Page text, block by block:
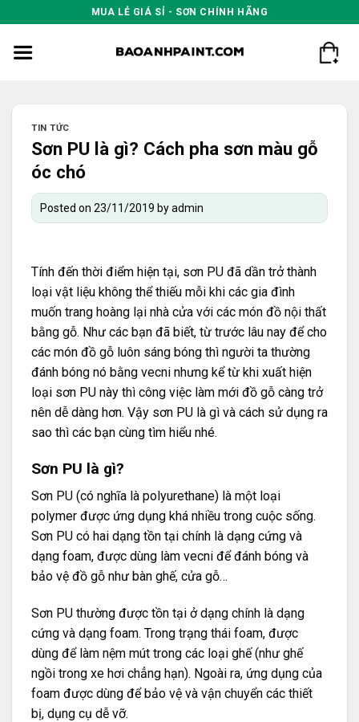
to
content
MUA LẺ GIÁ SỈ - SƠN CHÍNH HÃNG
TIN TỨC
Sơn PU là gì? Cách pha sơn màu gỗ
óc chó
Posted on 23/11/2019 byadmin
Tính đến thời điểm hiện tại, sơn PU đã dần trở thành
loại vật liệu không thể thiếu mỗi khi các gia đình
muốn trang hoàng lại nhà cửa với các món đồ nội thất
bằng gỗ. Như các bạn đã biết, từ trước lâu nay để cho
các món đồ gỗ luôn sáng bóng thì người ta thường
đánh bóng nó bằng vecni nhưng kể từ khi xuất hiện
loại sơn PU này thì công việc làm mới đồ gỗ càng trở
nên dễ dàng hơn. Vậy sơn PU là gì và cách sử dụng ra
sao thì các bạn cùng tìm hiểu nhé.
Sơn PU là gì?
Sơn PU (có nghĩa là polyurethane) là một loại
polymer được ứng dụng khá nhiều trong cuộc sống.
Sơn PU có hai dạng tồn tại chính là dạng cứng và
dạng foam, được dùng làm vecni để đánh bóng và
bảo vệ đồ gỗ như bàn ghế, cửa gỗ…
Sơn PU thường được tồn tại ở dạng chính là dạng
cứng và dạng foam. Trong trạng thái foam, được
dùng để làm nệm mút trong các loại ghế (như ghế
ngồi trong xe hơi chẳng hạn). Ngoài ra, ứng dụng của
foam được dùng để bảo vệ và vận chuyển các thiết
bị, dụng cụ dễ vỡ.